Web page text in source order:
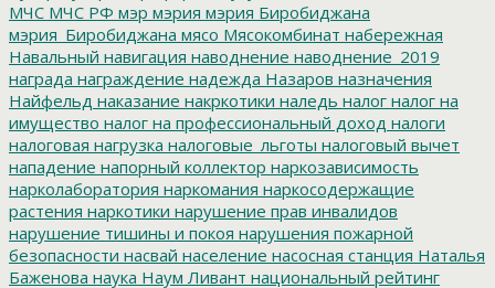
МЧС МЧС РФ мэр мэрия мэрия Биробиджана
мэрия_Биробиджана мясо Мясокомбинат набережная
Навальный навигация наводнение наводнение_2019
награда награждение надежда Назаров назначения
Найфельд наказание накркотики наледь налог налог на
имущество налог на профессиональный доход налоги
налоговая нагрузка налоговые_льготы налоговый вычет
нападение напорный коллектор наркозависимость
нарколаборатория наркомания наркосодержащие
растения наркотики нарушение прав инвалидов
нарушение тишины и покоя нарушения пожарной
безопасности насвай население насосная станция Наталья
Баженова наука Наум Ливант национальный рейтинг